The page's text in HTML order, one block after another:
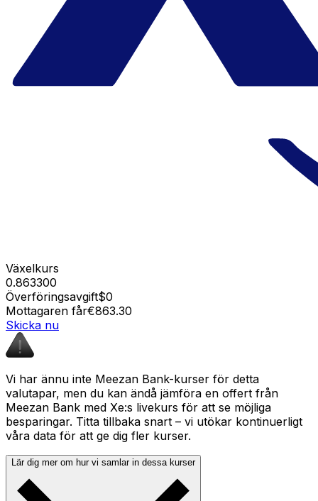
Växelkurs
0.863300
Överföringsavgift$0
Mottagaren får€863.30
Skicka nu
Vi har ännu inte Meezan Bank-kurser för detta
valutapar, men du kan ändå jämföra en offert från
Meezan Bank med Xe:s livekurs för att se möjliga
besparingar. Titta tillbaka snart – vi utökar kontinuerligt
våra data för att ge dig fler kurser.
Lär dig mer om hur vi samlar in dessa kurser